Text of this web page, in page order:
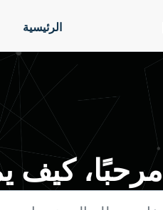
الرئيسية
مرحبًا، كيف